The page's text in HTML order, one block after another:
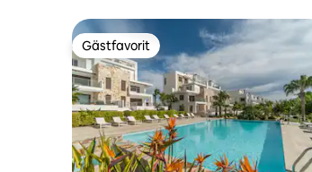
Gästfavorit
Gästfavorit